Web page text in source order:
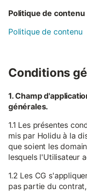
Politique de contenu
Politique de contenu
Conditions
1. Champ
générales.
1.1 Les présentes
mis par Holidu à la
que soient les
lesquels l'Utilisateur
1.2 Les CG
pas partie du